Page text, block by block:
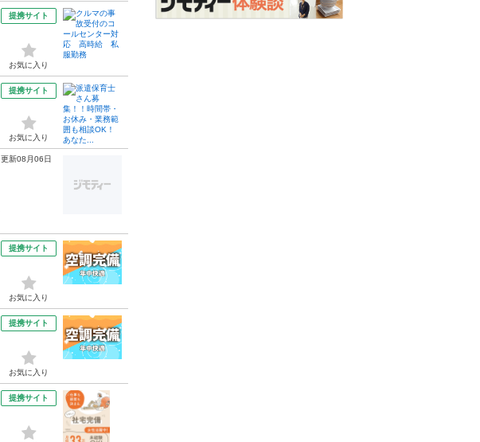
提携サイト
お気に入り
提携サイト
お気に入り
更新08月06日
提携サイト
お気に入り
提携サイト
お気に入り
提携サイト